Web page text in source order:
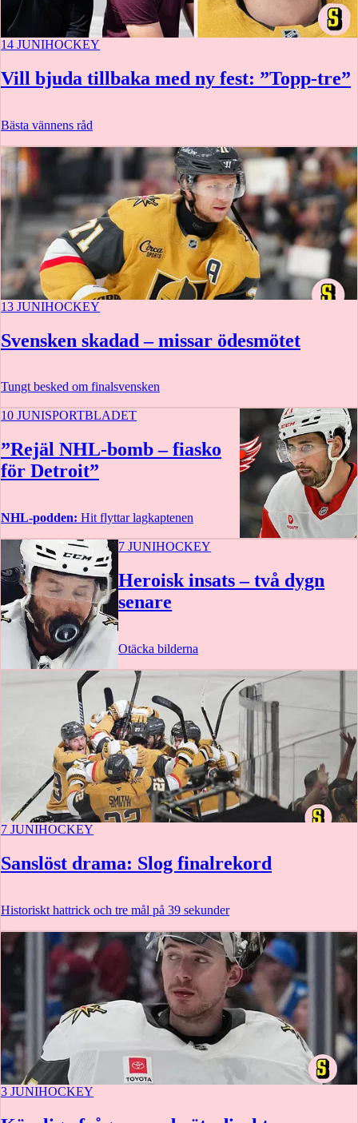
14 JUNIHOCKEY
Vill bjuda tillbaka med ny fest: ”Topp-tre”
Bästa vännens råd
13 JUNIHOCKEY
Svensken skadad – missar ödesmötet
Tungt besked om finalsvensken
10 JUNISPORTBLADET
”Rejäl NHL-bomb – fiasko
för Detroit”
NHL-podden: Hit flyttar lagkaptenen
7 JUNIHOCKEY
Heroisk insats – två dygn
senare
Otäcka bilderna
7 JUNIHOCKEY
Sanslöst drama: Slog finalrekord
Historiskt hattrick och tre mål på 39 sekunder
3 JUNIHOCKEY